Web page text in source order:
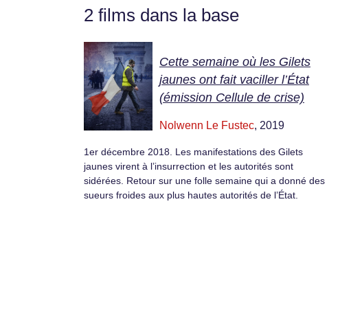
2 films dans la base
Cette semaine où les Gilets
jaunes ont fait vaciller l’État
(émission Cellule de crise)
Nolwenn Le Fustec, 2019
1er décembre 2018. Les manifestations des Gilets
jaunes virent à l’insurrection et les autorités sont
sidérées. Retour sur une folle semaine qui a donné des
sueurs froides aux plus hautes autorités de l’État.